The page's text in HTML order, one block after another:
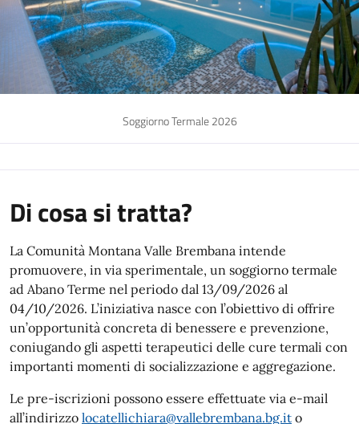
Soggiorno Termale 2026
Di cosa si tratta?
La Comunità Montana Valle Brembana intende
promuovere, in via sperimentale, un soggiorno termale
ad Abano Terme nel periodo dal 13/09/2026 al
04/10/2026. L’iniziativa nasce con l’obiettivo di offrire
un’opportunità concreta di benessere e prevenzione,
coniugando gli aspetti terapeutici delle cure termali con
importanti momenti di socializzazione e aggregazione.
Le pre-iscrizioni possono essere effettuate via e-mail
all’indirizzo locatellichiara@vallebrembana.bg.it o